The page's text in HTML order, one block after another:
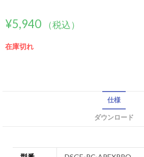
¥5,940 （税込）
在庫切れ
仕様
ダウンロード